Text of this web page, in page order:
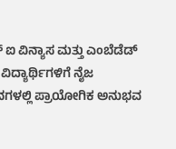
ವಿನ್ಯಾಸ ಮತ್ತು ಎಂಬೆಡೆಡ್
ನೈಜ
ಪ್ರಾಯೋಗಿಕ ಅನುಭವ